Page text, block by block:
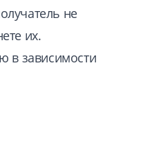
не
их.
в зависимости